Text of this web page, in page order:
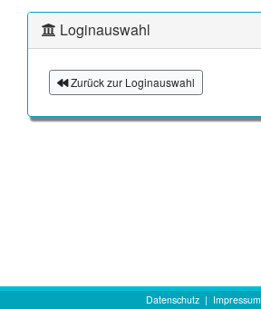
Loginauswahl
Zurück zur Loginauswahl
Datenschutz| Impressum